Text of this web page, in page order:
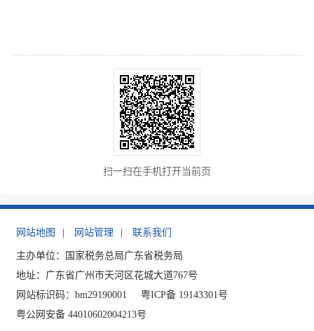
扫一扫在手机打开当前页
网站地图 网站管理 联系我们
主办单位：国家税务总局广东省税务局
地址：广东省广州市天河区花城大道767号
网站标识码：bm29190001
粤ICP备 19143301号
粤公网安备 44010602004213号